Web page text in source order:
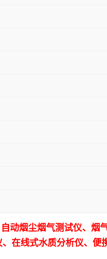
动烟尘烟气测试仪、烟
在线式水质分析仪、便